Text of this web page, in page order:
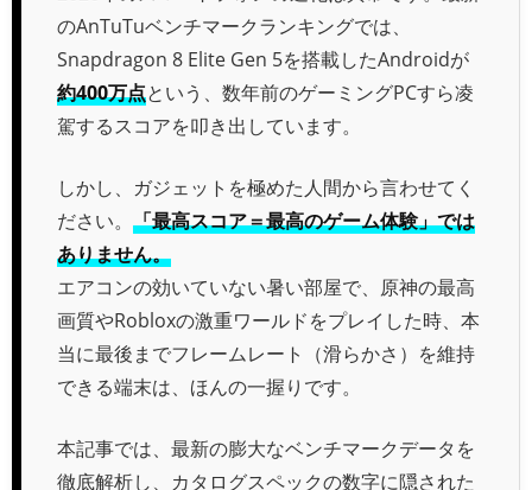
のAnTuTuベンチマークランキングでは、
Snapdragon 8 Elite Gen 5を搭載したAndroidが
約400万点という、数年前のゲーミングPCすら凌
駕するスコアを叩き出しています。
しかし、ガジェットを極めた人間から言わせてく
ださい。 「最高スコア＝最高のゲーム体験」では
ありません。
エアコンの効いていない暑い部屋で、原神の最高
画質やRobloxの激重ワールドをプレイした時、本
当に最後までフレームレート（滑らかさ）を維持
できる端末は、ほんの一握りです。
本記事では、最新の膨大なベンチマークデータを
徹底解析し、カタログスペックの数字に隠された